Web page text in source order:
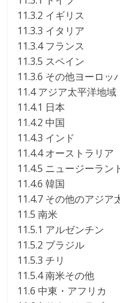
11.3.2 イギリス
11.3.3 イタリア
11.3.4 フランス
11.3.5 スペイン
11.3.6 その他ヨーロッ
11.4 アジア太平洋地域
11.4.1 日本
11.4.2 中国
11.4.3 インド
11.4.4 オーストラリア
11.4.5 ニュージーラン
11.4.6 韓国
11.4.7 その他のアジア
11.5 南米
11.5.1 アルゼンチン
11.5.2 ブラジル
11.5.3 チリ
11.5.4 南米その他
11.6 中東・アフリカ